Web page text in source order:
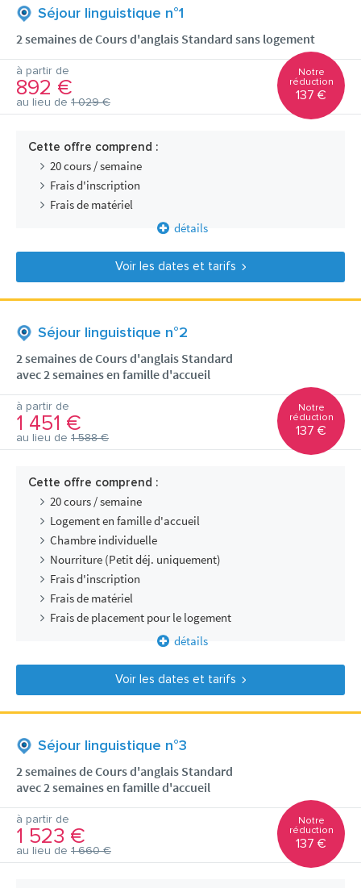
Séjour linguistique n°1
2 semaines de Cours d'anglais Standard sans logement
à partir de
892 €
au lieu de 1 029 €
Notre
réduction
137 €
Cette offre comprend :
20 cours / semaine
Frais d'inscription
Frais de matériel
détails
Voir les dates et tarifs
Séjour linguistique n°2
2 semaines de Cours d'anglais Standard
avec 2 semaines en famille d'accueil
à partir de
1 451 €
au lieu de 1 588 €
Notre
réduction
137 €
Cette offre comprend :
20 cours / semaine
Logement en famille d'accueil
Chambre individuelle
Nourriture (Petit déj. uniquement)
Frais d'inscription
Frais de matériel
Frais de placement pour le logement
détails
Voir les dates et tarifs
Séjour linguistique n°3
2 semaines de Cours d'anglais Standard
avec 2 semaines en famille d'accueil
à partir de
1 523 €
au lieu de 1 660 €
Notre
réduction
137 €